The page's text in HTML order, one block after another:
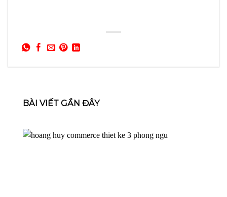
BÀI VIẾT GẦN ĐÂY